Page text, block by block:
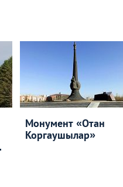
Монумент «Отан
Коргаушылар»